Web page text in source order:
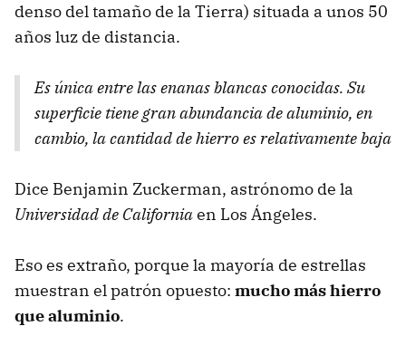
denso del tamaño de la Tierra) situada a unos 50
años luz de distancia.
Es única entre las enanas blancas conocidas. Su
superficie tiene gran abundancia de aluminio, en
cambio, la cantidad de hierro es relativamente baja
Dice Benjamin Zuckerman, astrónomo de la
Universidad de Californiaen Los Ángeles.
Eso es extraño, porque la mayoría de estrellas
muestran el patrón opuesto: mucho más hierro
que aluminio.